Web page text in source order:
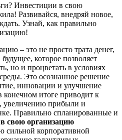
Инвестиции в свою
Развивайся, внедряй новое,
Узнай, как правильно
– это не просто трата денег,
которое позволяет
но и процветать в условиях
Это осознанное решение
инновации и улучшение
конечном итоге приводит к
прибыли и
Правильно спланированные и
свою организацию
сильной корпоративной